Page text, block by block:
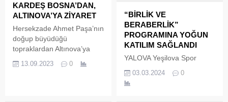
KARDEŞ BOSNA’DAN,
ALTINOVA’YA ZİYARET
Hersekzade Ahmet Paşa’nın
doğup büyüdüğü
topraklardan Altınova’ya
misafirler, ilçede çeşitli
13.09.2023 0
“BİRLİK VE
BERABERLİK”
PROGRAMINA YOĞUN
KATILIM SAĞLANDI
YALOVA Yeşilova Spor
düzenlediği ‘Birlik ve
Beraberlik’ gecesinde
03.03.2024 0